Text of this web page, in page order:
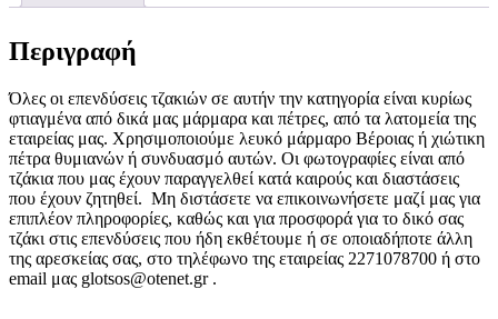
Περιγραφή
Όλες οι επενδύσεις τζακιών σε αυτήν την κατηγορία είναι κυρίως
φτιαγμένα από δικά μας μάρμαρα και πέτρες, από τα λατομεία της
εταιρείας μας. Χρησιμοποιούμε λευκό μάρμαρο Βέροιας ή χιώτικη
πέτρα θυμιανών ή συνδυασμό αυτών. Οι φωτογραφίες είναι από
τζάκια που μας έχουν παραγγελθεί κατά καιρούς και διαστάσεις
που έχουν ζητηθεί. Μη διστάσετε να επικοινωνήσετε μαζί μας για
επιπλέον πληροφορίες, καθώς και για προσφορά για το δικό σας
τζάκι στις επενδύσεις που ήδη εκθέτουμε ή σε οποιαδήποτε άλλη
της αρεσκείας σας, στο τηλέφωνο της εταιρείας 2271078700 ή στο
email μας glotsos@otenet.gr .